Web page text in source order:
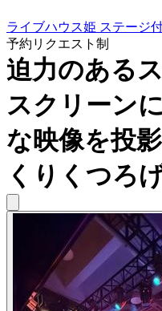
ライブハウス姫 ステージ
予約リクエスト制
迫力のある
スクリーン
な映像を投
くりくつろ